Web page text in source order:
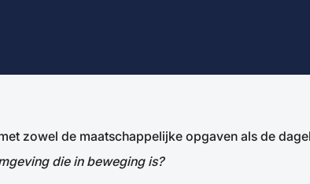
zowel de maatschappelijke opgaven als de
die in beweging is?